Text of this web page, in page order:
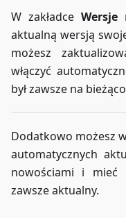
W zakładce Wersje
aktualną wersją
możesz
włączyć
był zawsze na
Dodatkowo możesz
automatycznych
nowościami i mieć
zawsze aktualny.